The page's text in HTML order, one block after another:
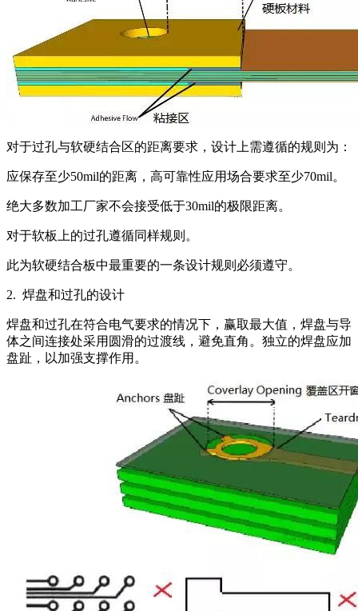
对于过孔与软硬结合区的距离要求，设计上需遵循的规则为：
应保存至少50mil的距离，高可靠性应用场合要求至少70mil。
绝大多数加工厂家不会接受低于30mil的极限距离。
对于软板上的过孔遵循同样规则。
此为软硬结合板中最重要的一条设计规则必须遵守。
2. 焊盘和过孔的设计
焊盘和过孔在符合电气要求的情况下，赢取最大值，焊盘与导
体之间连接处采用圆滑的过渡线，避免直角。独立的焊盘应加
盘趾，以加强支撑作用。